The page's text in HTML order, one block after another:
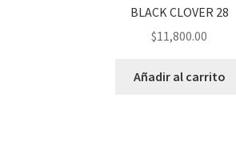
BLACK CLOVER 28
$11,800.00
Añadir al carrito